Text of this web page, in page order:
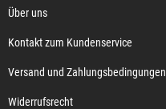
Über uns
Kontakt zum Kundenservice
Versand und Zahlungsbedingungen
Widerrufsrecht